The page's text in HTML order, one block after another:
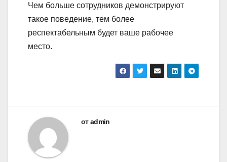
Чем больше сотрудников демонстрируют
такое поведение, тем более
респектабельным будет ваше рабочее
место.
отadmin